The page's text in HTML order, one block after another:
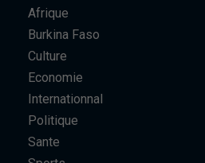
Afrique
Burkina Faso
Culture
Economie
Internationnal
Politique
Sante